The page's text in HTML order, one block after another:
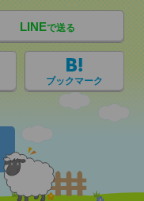
LINEで送る
ブックマーク